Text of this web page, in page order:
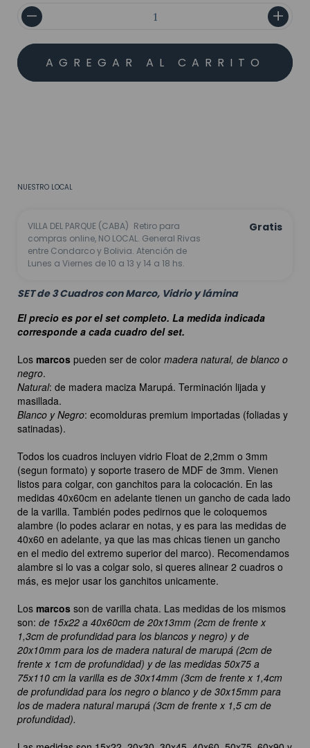
NUESTRO LOCAL
VILLA DEL PARQUE (CABA) Retiro para
compras online, NO LOCAL. General Rivas
entre Condarco y Bolivia. Atención de
Lunes a Viernes de 10 a 13 y 14 a 18 hs.
Gratis
SET de 3 Cuadros con Marco, Vidrio y lámina
El precio es por el set completo. La medida indicada
corresponde a cada cuadro del set.
Los marcos pueden ser de color madera natural, de blanco o
negro.
Natural: de madera maciza Marupá. Terminación lijada y
masillada.
Blanco y Negro: ecomolduras premium importadas (foliadas y
satinadas).
Todos los cuadros incluyen vidrio Float de 2,2mm o 3mm
(segun formato) y soporte trasero de MDF de 3mm. Vienen
listos para colgar, con ganchitos para la colocación. En las
medidas 40x60cm en adelante tienen un gancho de cada lado
de la varilla. También podes pedirnos que le coloquemos
alambre (lo podes aclarar en notas, y es para las medidas de
40x60 en adelante, ya que las mas chicas tienen un gancho
en el medio del extremo superior del marco). Recomendamos
alambre si lo vas a colgar solo, si queres alinear 2 cuadros o
más, es mejor usar los ganchitos unicamente.
Los marcos son de varilla chata. Las medidas de los mismos
son: de 15x22 a 40x60cm de 20x13mm (2cm de frente x
1,3cm de profundidad para los blancos y negro) y de
20x10mm para los de madera natural de marupá (2cm de
frente x 1cm de profundidad) y de las medidas 50x75 a
75x110 cm la varilla es de 30x14mm (3cm de frente x 1,4cm
de profundidad para los negro o blanco y de 30x15mm para
los de madera natural marupá (3cm de frente x 1,5 cm de
profundidad).